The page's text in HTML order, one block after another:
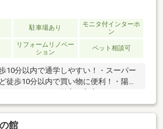
駐車場あり
モニタ付インターホ
ン
リフォームリノベー
ション
ペット相談可
10分以内で通学しやすい！・スーパー
徒歩10分以内で買い物に便利！・陽当
バルコニー！・洋室、和室にそれぞれ
り！
館